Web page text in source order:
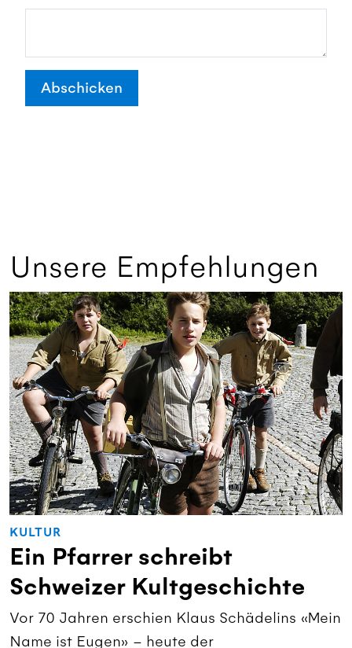
Abschicken
Unsere Empfehlungen
KULTUR
Ein Pfarrer schreibt
Schweizer Kultgeschichte
Vor 70 Jahren erschien Klaus Schädelins «Mein
Name ist Eugen» – heute der